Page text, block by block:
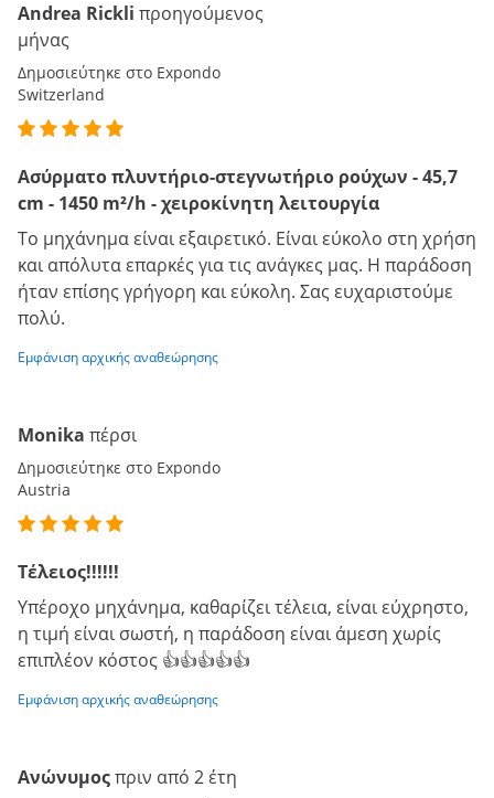
Andrea Rickli προηγούμενος
μήνας
Δημοσιεύτηκε στο Expondo
Switzerland
Ασύρματο πλυντήριο-στεγνωτήριο ρούχων - 45,7
cm - 1450 m²/h - χειροκίνητη λειτουργία
Το μηχάνημα είναι εξαιρετικό. Είναι εύκολο στη χρήση
και απόλυτα επαρκές για τις ανάγκες μας. Η παράδοση
ήταν επίσης γρήγορη και εύκολη. Σας ευχαριστούμε
πολύ.
Εμφάνιση αρχικής αναθεώρησης
Monika πέρσι
Δημοσιεύτηκε στο Expondo
Austria
Τέλειος!!!!!!
Υπέροχο μηχάνημα, καθαρίζει τέλεια, είναι εύχρηστο,
η τιμή είναι σωστή, η παράδοση είναι άμεση χωρίς
επιπλέον κόστος 👍👍👍👍👍
Εμφάνιση αρχικής αναθεώρησης
Ανώνυμοςπριν από 2 έτη